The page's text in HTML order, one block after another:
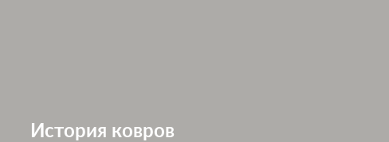
История ковров